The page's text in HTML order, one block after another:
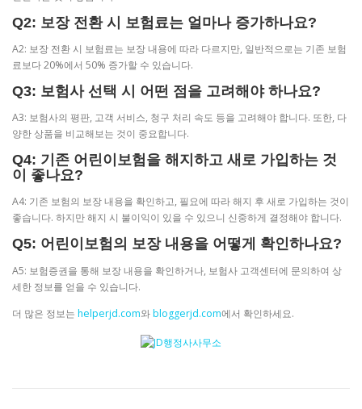
Q2: 보장 전환 시 보험료는 얼마나 증가하나요?
A2: 보장 전환 시 보험료는 보장 내용에 따라 다르지만, 일반적으로는 기존 보험
료보다 20%에서 50% 증가할 수 있습니다.
Q3: 보험사 선택 시 어떤 점을 고려해야 하나요?
A3: 보험사의 평판, 고객 서비스, 청구 처리 속도 등을 고려해야 합니다. 또한, 다
양한 상품을 비교해보는 것이 중요합니다.
Q4: 기존 어린이보험을 해지하고 새로 가입하는 것
이 좋나요?
A4: 기존 보험의 보장 내용을 확인하고, 필요에 따라 해지 후 새로 가입하는 것이
좋습니다. 하지만 해지 시 불이익이 있을 수 있으니 신중하게 결정해야 합니다.
Q5: 어린이보험의 보장 내용을 어떻게 확인하나요?
A5: 보험증권을 통해 보장 내용을 확인하거나, 보험사 고객센터에 문의하여 상
세한 정보를 얻을 수 있습니다.
더 많은 정보는 helperjd.com와bloggerjd.com에서 확인하세요.